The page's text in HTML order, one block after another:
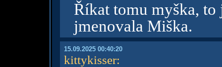
Říkat tomu myška, to
jmenovala Miška.
15.09.2025 00:40:20
kittykisser: